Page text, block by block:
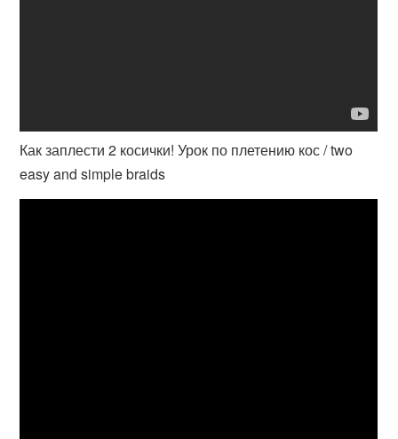
Как заплести 2 косички! Урок по плетению кос / two
easy and simple braids